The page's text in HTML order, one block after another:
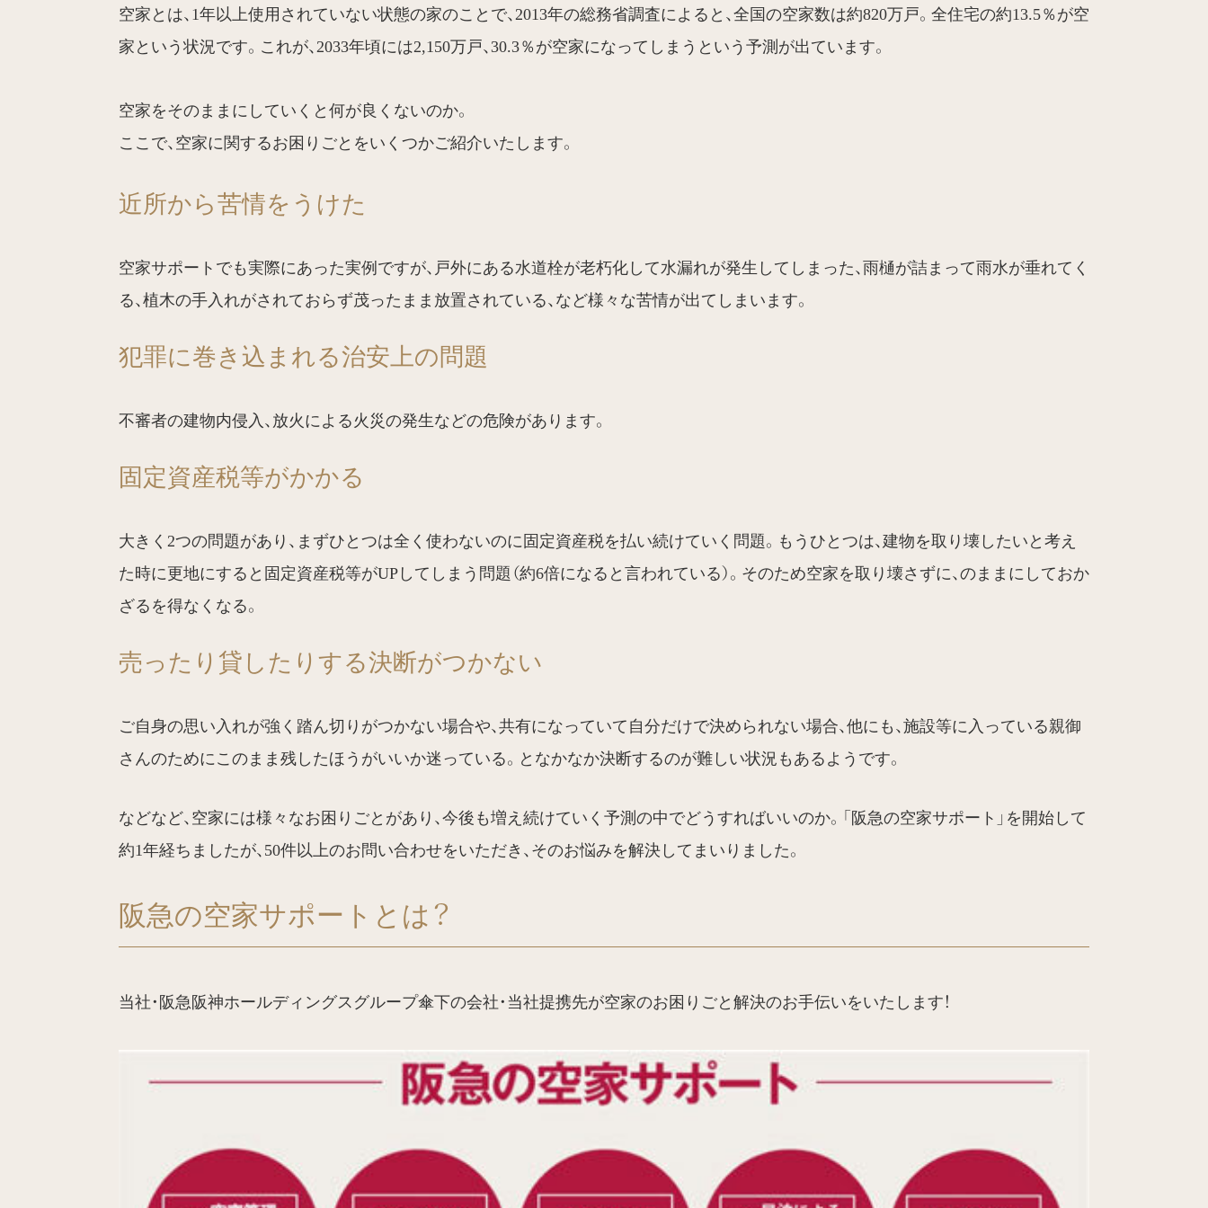
空家とは、1年以上使用されていない状態の家のことで、2013年の総務省調査によると、全国の空家数は約820万戸。全住宅の約13.5％が空
家という状況です。これが、2033年頃には2,150万戸、30.3％が空家になってしまうという予測が出ています。
空家をそのままにしていくと何が良くないのか。
ここで、空家に関するお困りごとをいくつかご紹介いたします。
近所から苦情をうけた
空家サポートでも実際にあった実例ですが、戸外にある水道栓が老朽化して水漏れが発生してしまった、雨樋が詰まって雨水が垂れてく
る、植木の手入れがされておらず茂ったまま放置されている、など様々な苦情が出てしまいます。
犯罪に巻き込まれる治安上の問題
不審者の建物内侵入、放火による火災の発生などの危険があります。
固定資産税等がかかる
大きく2つの問題があり、まずひとつは全く使わないのに固定資産税を払い続けていく問題。もうひとつは、建物を取り壊したいと考え
た時に更地にすると固定資産税等がUPしてしまう問題（約6倍になると言われている）。そのため空家を取り壊さずに、のままにしておか
ざるを得なくなる。
売ったり貸したりする決断がつかない
ご自身の思い入れが強く踏ん切りがつかない場合や、共有になっていて自分だけで決められない場合、他にも、施設等に入っている親御
さんのためにこのまま残したほうがいいか迷っている。となかなか決断するのが難しい状況もあるようです。
などなど、空家には様々なお困りごとがあり、今後も増え続けていく予測の中でどうすればいいのか。「阪急の空家サポート」を開始して
約1年経ちましたが、50件以上のお問い合わせをいただき、そのお悩みを解決してまいりました。
阪急の空家サポートとは？
当社・阪急阪神ホールディングスグループ傘下の会社・当社提携先が空家のお困りごと解決のお手伝いをいたします！